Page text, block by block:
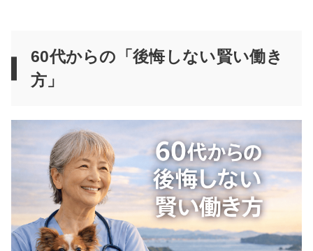
60代からの「後悔しない賢い働き
方」